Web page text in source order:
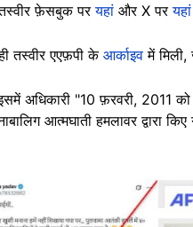
फ़ेसबुक परयहां और X परयहां
तस्वीर एएफ़पी के आर्काइव में मिली,
अधिकारी "10 फ़रवरी, 2011
आत्मघाती हमलावर द्वारा